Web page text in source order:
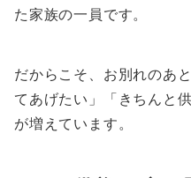
た家族の一員です。
だからこそ、お別れのあ
てあげたい」「きちんと
が増えています。